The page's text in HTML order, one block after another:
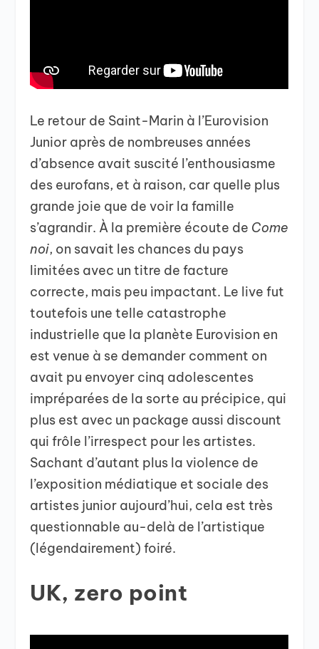
Le retour de Saint-Marin à l’Eurovision
Junior après de nombreuses années
d’absence avait suscité l’enthousiasme
des eurofans, et à raison, car quelle plus
grande joie que de voir la famille
s’agrandir. À la première écoute de Come
noi, on savait les chances du pays
limitées avec un titre de facture
correcte, mais peu impactant. Le live fut
toutefois une telle catastrophe
industrielle que la planète Eurovision en
est venue à se demander comment on
avait pu envoyer cinq adolescentes
impréparées de la sorte au précipice, qui
plus est avec un package aussi discount
qui frôle l’irrespect pour les artistes.
Sachant d’autant plus la violence de
l’exposition médiatique et sociale des
artistes junior aujourd’hui, cela est très
questionnable au-delà de l’artistique
(légendairement) foiré.
UK, zero point